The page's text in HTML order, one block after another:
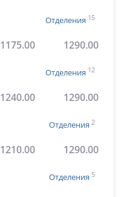
Отделения 15
1175.00 1290.00
Отделения 12
1240.00 1290.00
Отделения 2
1210.00 1290.00
Отделения 5